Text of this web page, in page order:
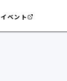
イベント